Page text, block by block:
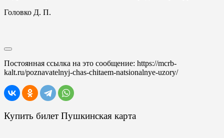
Головко Д. П.
Постоянная ссылка на это сообщение: https://mcrb-
kalt.ru/poznavatelnyj-chas-chitaem-natsionalnye-uzory/
Купить билет Пушкинская карта